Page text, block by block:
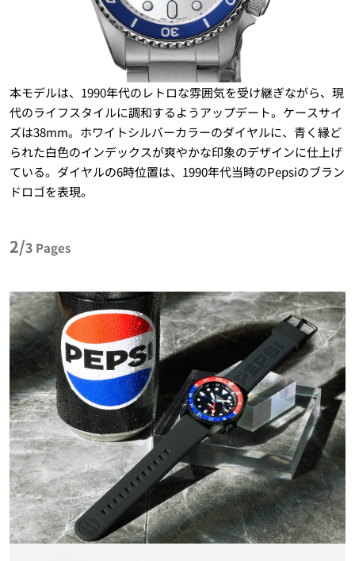
本モデルは、1990年代のレトロな雰囲気を受け継ぎながら、現
代のライフスタイルに調和するようアップデート。ケースサイ
ズは38mm。ホワイトシルバーカラーのダイヤルに、青く縁ど
られた白色のインデックスが爽やかな印象のデザインに仕上げ
ている。ダイヤルの6時位置は、1990年代当時のPepsiのブラン
ドロゴを表現。
2/3 Pages